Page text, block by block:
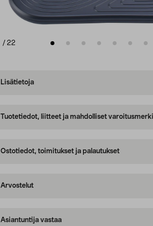
/ 22
Lisätietoja
Tuotetiedot, liitteet ja mahdolliset
Ostotiedot, toimitukset ja palautukset
Arvostelut
Asiantuntija vastaa